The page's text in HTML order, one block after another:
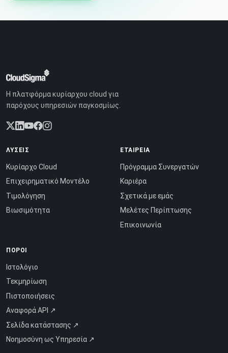
Η πλατφόρμα κυρίαρχου cloud για
παρόχους υπηρεσιών παγκοσμίως.
ΛΎΣΕΙΣ
Κυρίαρχο Cloud
Επιχειρηματικό Μοντέλο
Τιμολόγηση
Βιωσιμότητα
ΕΤΑΙΡΕΊΑ
Πρόγραμμα Συνεργατών
Καριέρα
Σχετικά με εμάς
Μελέτες Περίπτωσης
Επικοινωνία
ΠΌΡΟΙ
Ιστολόγιο
Τεκμηρίωση
Πιστοποιήσεις
Αναφορά API ↗
Σελίδα κατάστασης ↗
Νοημοσύνη ως Υπηρεσία ↗